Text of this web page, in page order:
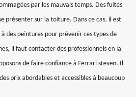
par les mauvais temps. Des fuites
présenter sur la toiture. Dans ce cas, il est
des peintures pour prévenir ces types de
il faut contacter des professionnels en la
de faire confiance à Ferrari steven. Il
prix abordables et accessibles à beaucoup